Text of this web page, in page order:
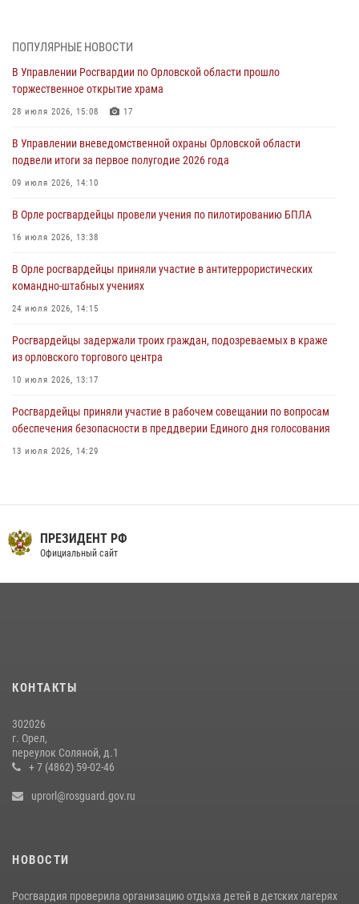
первое полугодие
05 августа 2026, 13:12
совершении противоправных действий
04 августа 2026, 14:21
04 августа 2026, 14:06
предоставлении госуслуг
03 августа 2026, 14:30
ПОПУЛЯРНЫЕ НОВОСТИ
В Управлении Росгвардии по Орловской области прошло
торжественное открытие храма
28 июля 2026, 15:08 17
В Управлении вневедомственной охраны Орловской области
подвели итоги за первое полугодие 2026 года
09 июля 2026, 14:10
В Орле росгвардейцы провели учения по пилотированию БПЛА
16 июля 2026, 13:38
В Орле росгвардейцы приняли участие в антитеррористических
командно-штабных учениях
24 июля 2026, 14:15
Росгвардейцы задержали троих граждан, подозреваемых в краже
из орловского торгового центра
10 июля 2026, 13:17
Росгвардейцы приняли участие в рабочем совещании по вопросам
обеспечения безопасности в преддверии Единого дня голосования
13 июля 2026, 14:29
16 июля 2026, 13:34
На брифинге росгвардейцы рассказали орловцам об изменениях в
законодательстве, регулирующем оборот оружия
15 июля 2026, 14:49
ПРЕЗИДЕНТ РФ
Официальный сайт
КОНТАКТЫ
302026
г. Орел,
переулок Соляной, д.1
+ 7 (4862) 59-02-46
uprorl@rosguard.gov.ru
НОВОСТИ
Росгвардия проверила организацию отдыха детей в детских лагерях